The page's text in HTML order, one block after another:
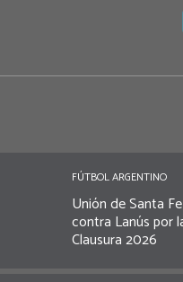
FÚTBOL ARGENTINO
Unión de Santa
contra Lanús por
Clausura 2026